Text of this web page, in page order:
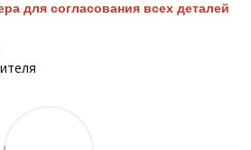
для согласования всех деталей